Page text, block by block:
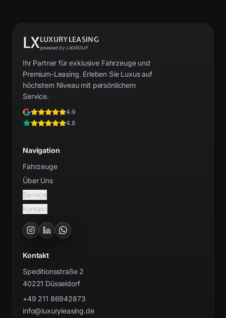
LXLUXURYLEASING
powered by LXGROUP
Ihr Partner für exklusive Fahrzeuge und
Premium-Leasing. Erleben Sie Luxus auf
höchstem Niveau mit persönlichem
Service.
4.9
4.8
Navigation
Fahrzeuge
Über Uns
Service
Kontakt
Kontakt
Speditionsstraße 2
40221 Düsseldorf
​+49 211 86942873
info@luxuryleasing.de